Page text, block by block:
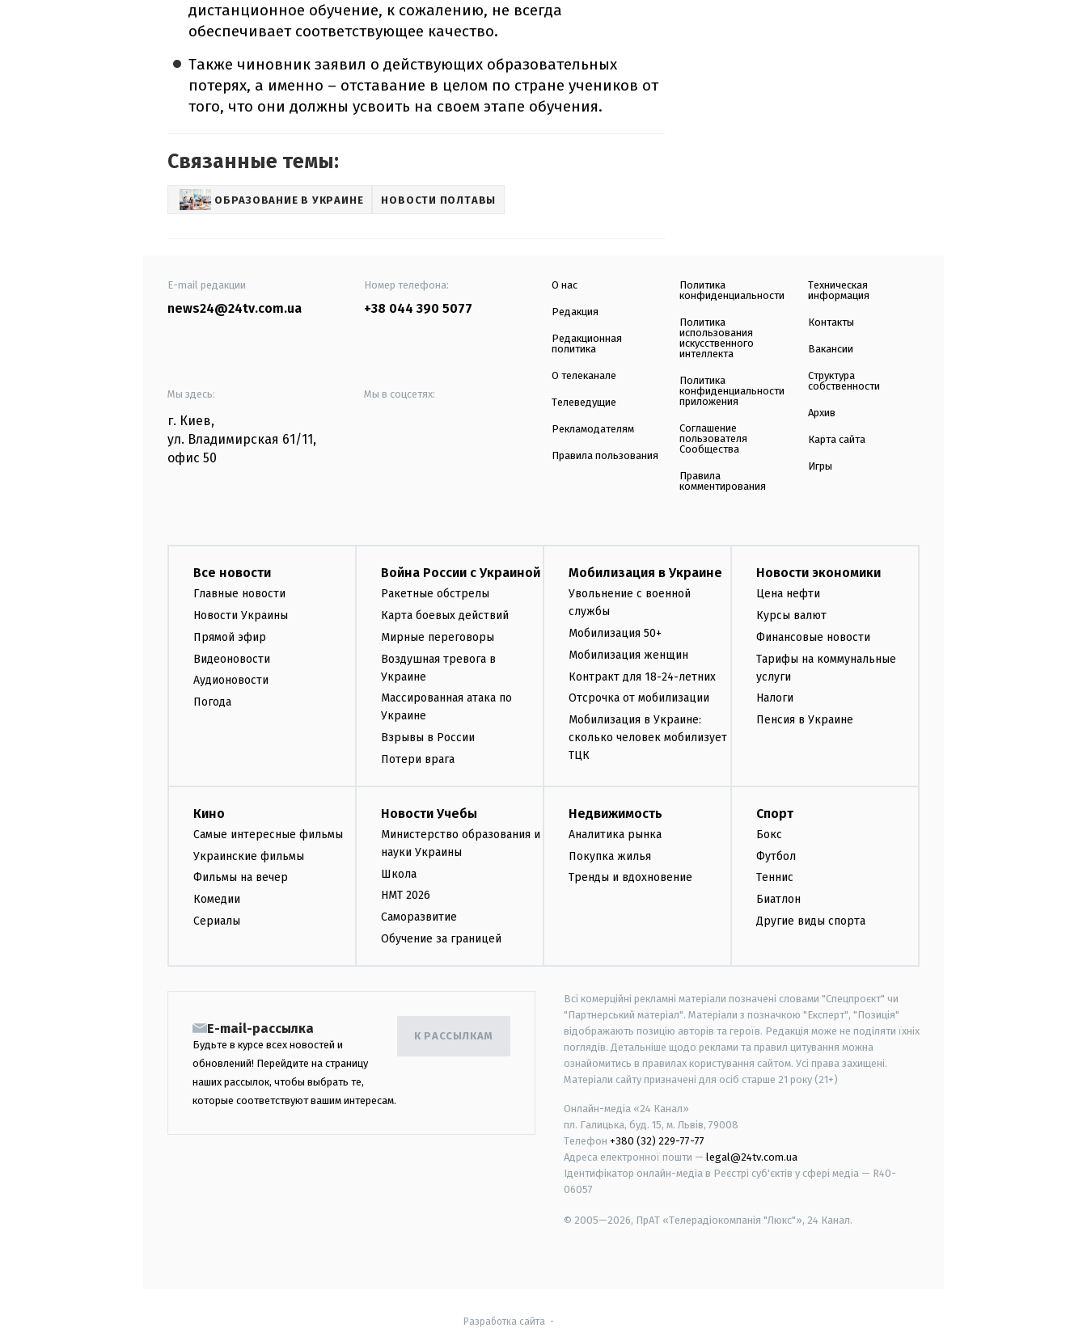
дистанционное обучение, к сожалению, не всегда
обеспечивает соответствующее качество.
Также чиновник заявил о действующих образовательных
потерях, а именно – отставание в целом по стране учеников от
того, что они должны усвоить на своем этапе обучения.
Связанные темы:
ОБРАЗОВАНИЕ В УКРАИНЕ НОВОСТИ ПОЛТАВЫ
E-mail редакции
news24@24tv.com.ua
Номер телефона:
+38 044 390 5077
Мы здесь:
г. Киев,
ул. Владимирская 61/11,
офис 50
Мы в соцсетях:
О нас
Редакция
Редакционная
политика
О телеканале
Телеведущие
Рекламодателям
Правила пользования
Политика
конфиденциальности
Политика
использования
искусственного
интеллекта
Политика
конфиденциальности
приложения
Соглашение
пользователя
Сообщества
Правила
комментирования
Техническая
информация
Контакты
Вакансии
Структура
собственности
Архив
Карта сайта
Игры
Все новости
Главные новости
Новости Украины
Прямой эфир
Видеоновости
Аудионовости
Погода
Война России с Украиной
Ракетные обстрелы
Карта боевых действий
Мирные переговоры
Воздушная тревога в
Украине
Массированная атака по
Украине
Взрывы в России
Потери врага
Мобилизация в Украине
Увольнение с военной
службы
Мобилизация 50+
Мобилизация женщин
Контракт для 18-24-летних
Отсрочка от мобилизации
Мобилизация в Украине:
сколько человек мобилизует
ТЦК
Новости экономики
Цена нефти
Курсы валют
Финансовые новости
Тарифы на коммунальные
услуги
Налоги
Пенсия в Украине
Кино
Самые интересные фильмы
Украинские фильмы
Фильмы на вечер
Комедии
Сериалы
Новости Учебы
Министерство образования и
науки Украины
Школа
НМТ 2026
Саморазвитие
Обучение за границей
Недвижимость
Аналитика рынка
Покупка жилья
Тренды и вдохновение
Спорт
Бокс
Футбол
Теннис
Биатлон
Другие виды спорта
E-mail-рассылка
Будьте в курсе всех новостей и
обновлений! Перейдите на страницу
наших рассылок, чтобы выбрать те,
которые соответствуют вашим интересам.
К РАССЫЛКАМ
Всі комерційні рекламні матеріали позначені словами "Спецпроєкт" чи
"Партнерський матеріал". Матеріали з позначкою "Експерт", "Позиція"
відображають позицію авторів та героїв. Редакція може не поділяти їхніх
поглядів. Детальніше щодо реклами та правил цитування можна
ознайомитись в правилах користування сайтом. Усі права захищені.
Матеріали сайту призначені для осіб старше 21 року (21+)
Онлайн-медіа «24 Канал»
пл. Галицька, буд. 15, м. Львів, 79008
Телефон +380 (32) 229-77-77
Адреса електронної пошти — legal@24tv.com.ua
Ідентифікатор онлайн-медіа в Реєстрі суб'єктів у сфері медіа — R40-
06057
© 2005—2026, ПрАТ «Телерадіокомпанія "Люкс"», 24 Канал.
Разработка сайта -